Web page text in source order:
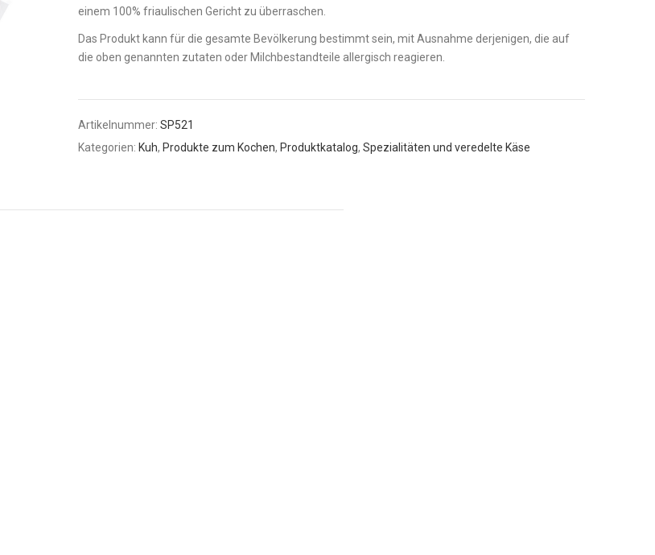
einem 100% friaulischen Gericht zu überraschen.
Das Produkt kann für die gesamte Bevölkerung bestimmt sein, mit Ausnahme derjenigen, die auf
die oben genannten zutaten oder Milchbestandteile allergisch reagieren.
Artikelnummer: SP521
Kategorien: Kuh, Produkte zum Kochen, Produktkatalog, Spezialitäten und veredelte Käse